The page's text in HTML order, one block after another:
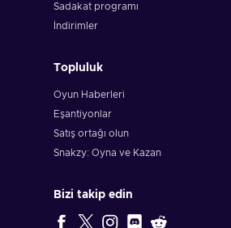
Sadakat programı
İndirimler
Topluluk
Oyun Haberleri
Eşantiyonlar
Satış ortağı olun
Snakzy: Oyna ve Kazan
Bizi takip edin